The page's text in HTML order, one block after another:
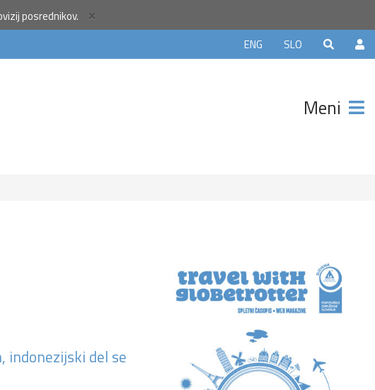
posrednikov. ×
SLO
ENG
Meni
indonezijski del se
1919 in